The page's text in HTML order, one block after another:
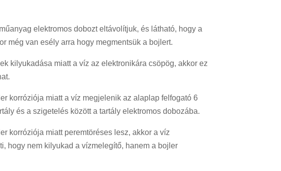
elektromos dobozt eltávolítjuk, és látható, hogy a
még van esély arra hogy megmentsük a bojlert.
kilyukadása miatt a víz az elektronikára csöpög, akkor ez
korróziója miatt a víz megjelenik az alaplap felfogató 6
és a szigetelés között a tartály elektromos dobozába.
korróziója miatt peremtöréses lesz, akkor a víz
hogy nem kilyukad a vízmelegítő, hanem a bojler